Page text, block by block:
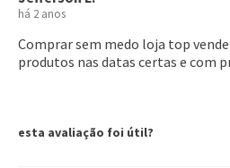
há 2 anos
Comprar sem medo loja top
produtos nas datas certas e com
esta avaliação foi útil?